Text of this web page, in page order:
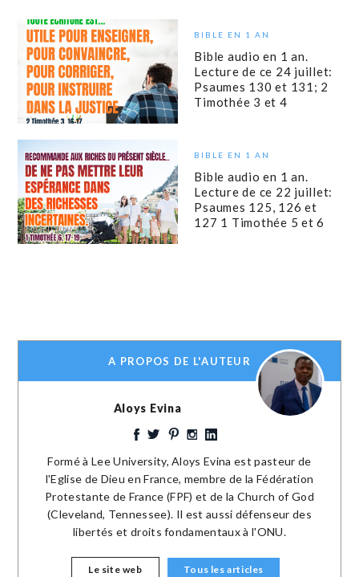
BIBLE EN 1 AN
Bible audio en 1 an.
Lecture de ce 24 juillet:
Psaumes 130 et 131; 2
Timothée 3 et 4
BIBLE EN 1 AN
Bible audio en 1 an.
Lecture de ce 22 juillet:
Psaumes 125, 126 et
127 1 Timothée 5 et 6
A PROPOS DE L'AUTEUR
Aloys Evina
Formé à Lee University, Aloys Evina est pasteur de
l'Eglise de Dieu en France, membre de la Fédération
Protestante de France (FPF) et de la Church of God
(Cleveland, Tennessee). Il est aussi défenseur des
libertés et droits fondamentaux à l'ONU.
Le site web Tous les articles